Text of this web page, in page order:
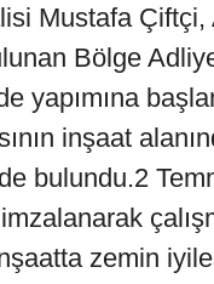
Mustafa Çiftçi,
Bölge
yapımına
inşaat
bulundu.2
zemin